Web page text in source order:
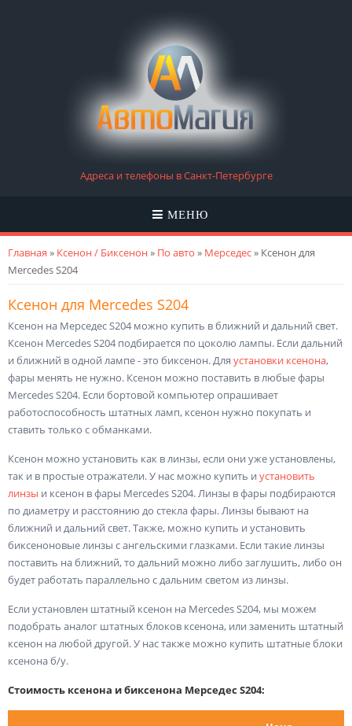
Адреса и телефоны в Санкт-Петербурге
МЕНЮ
Вы здесь
Главная » Ксенон / Биксенон» По авто » Мерседес» Ксенон для
Mercedes S204
Ксенон для Mercedes S204
Ксенон на Мерседес S204 можно купить в ближний и дальний свет.
Ксенон Mercedes S204 подбирается по цоколю лампы. Если дальний
и ближний в одной лампе - это биксенон. Для установки ксенона,
фары менять не нужно. Ксенон можно поставить в любые фары
Mercedes S204. Если бортовой компьютер опрашивает
работоспособность штатных ламп, ксенон нужно покупать и
ставить только с обманками.
Ксенон можно установить как в линзы, если они уже установлены,
так и в простые отражатели. У нас можно купить и установить
линзы и ксенон в фары Mercedes S204. Линзы в фары подбираются
по диаметру и расстоянию до стекла фары. Линзы бывают на
ближний и дальний свет. Также, можно купить и установить
биксеноновые линзы с ангельскими глазками. Если такие линзы
поставить на ближний, то дальний можно либо заглушить, либо он
будет работать параллельно с дальним светом из линзы.
Если установлен штатный ксенон на Mercedes S204, мы можем
подобрать аналог штатных блоков ксенона, или заменить штатный
ксенон на любой другой. У нас также можно купить штатные блоки
ксенона б/у.
Стоимость ксенона и биксенона Мерседес S204: